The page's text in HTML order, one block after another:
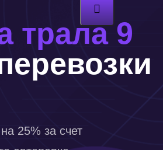
трала 9
25% за счет